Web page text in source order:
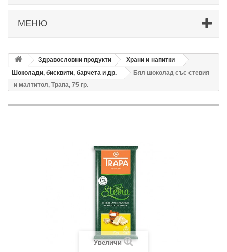
МЕНЮ
Здравословни продукти
Храни и напитки
Шоколади, бисквити, барчета и др.
Бял шоколад със стевия
и малтитол, Трапа, 75 гр.
Увеличи